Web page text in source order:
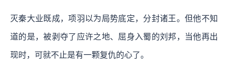
灭秦大业既成，项羽以为局势底定，分封诸王。但他不知
道的是，被剥夺了应许之地、屈身入蜀的刘邦，当他再出
现时，可就不止是有一颗复仇的心了。